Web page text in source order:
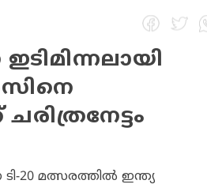
20 മത്സരത്തില്‍ ഇന്ത്യ